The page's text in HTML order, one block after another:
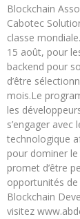
Blockchain
Cabotec
classe
15 août, pour
backend pour
d’être
mois.Le
les
s’engager avec
technologique
pour dominer
promet d’être
opportunités de
Blockchain
visitez